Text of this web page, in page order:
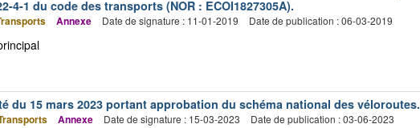
4-1 du code des transports (NOR : ECOI1827305A).
Annexe Date de signature : 11-01-2019 Date de publication : 06-03-2019
du 15 mars 2023 portant approbation du schéma national des véloroutes.
Annexe Date de signature : 15-03-2023 Date de publication : 03-06-2023